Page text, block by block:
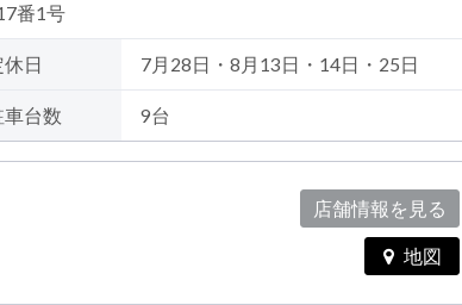
番1号
休日 7月28日・8月13日・14日・25日
車台数 9台
店舗情報を見る
地図